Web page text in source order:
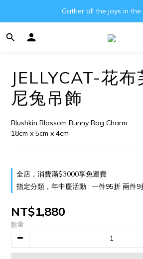
Gather all the joys in
Gather all the joys in
消費滿3000元即可享免
JELLYCAT-花
尼兔吊飾
Blushkin Blossom Bunny Bag Charm
18cm x 5cm x 4cm
全店，消費滿$3000享免運費
指定分類，年中慶活動 : 一件95折 兩件9
NT$1,880
數量